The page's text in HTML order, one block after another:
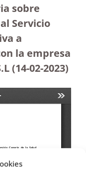
sobre
Servicio
a
la empresa
(14-02-2023)